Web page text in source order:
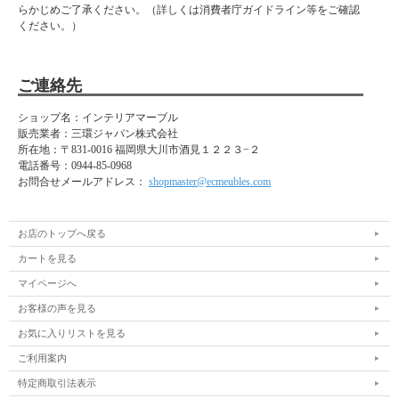
らかじめご了承ください。（詳しくは消費者庁ガイドライン等をご確認
ください。）
ご連絡先
ショップ名：インテリアマーブル
販売業者：三環ジャパン株式会社
所在地： 〒831-0016 福岡県大川市酒見１２２３−２
電話番号： 0944-85-0968
お問合せメールアドレス： shopmaster@ecmeubles.com
お店のトップへ戻る
カートを見る
マイページへ
お客様の声を見る
お気に入りリストを見る
ご利用案内
特定商取引法表示